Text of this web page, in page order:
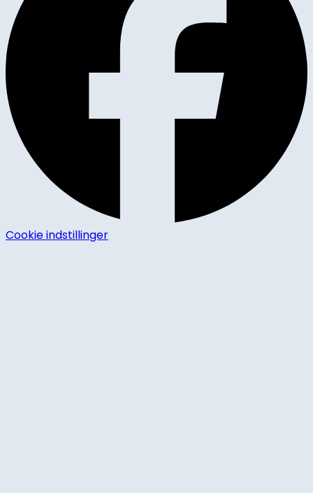
Cookie indstillinger